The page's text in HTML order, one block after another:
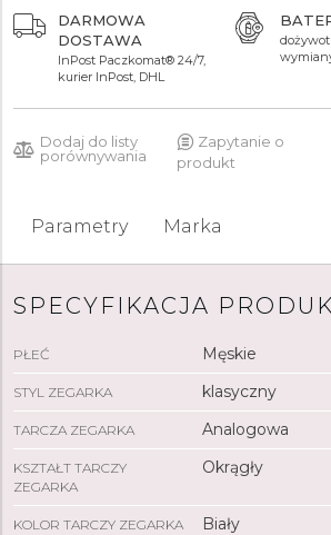
DARMOWA
DOSTAWA
InPost Paczkomat® 24/7,
kurier InPost, DHL
Dodaj do listy
porównywania
Zapytanie o
produkt
Parametry Marka
SPECYFIKACJA
PŁEĆ Męskie
STYL ZEGARKA klasyczny
TARCZA ZEGARKA Analogowa
KSZTAŁT TARCZY
ZEGARKA
Okrągły
KOLOR TARCZY ZEGARKA Biały